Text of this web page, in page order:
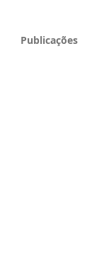
Publicações